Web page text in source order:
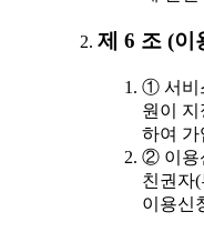
제 6 조 (이
① 서비
원이
하여 가
② 이용
친권자
이용신